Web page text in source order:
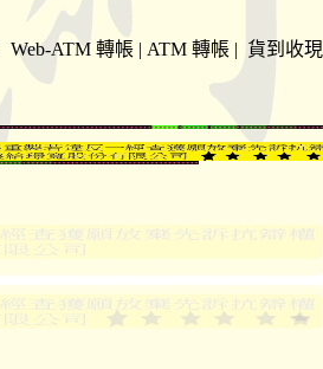
Web-ATM 轉帳 | ATM 轉帳 | 貨到收現